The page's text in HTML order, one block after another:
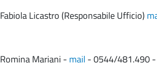
Fabiola Licastro (Responsabile Ufficio)
Romina Mariani - mail - 0544/481.490